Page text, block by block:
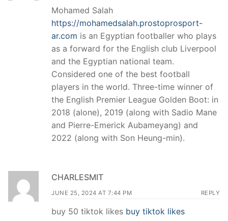
Mohamed Salah
https://mohamedsalah.prostoprosport-
ar.com is an Egyptian footballer who plays
as a forward for the English club Liverpool
and the Egyptian national team.
Considered one of the best football
players in the world. Three-time winner of
the English Premier League Golden Boot: in
2018 (alone), 2019 (along with Sadio Mane
and Pierre-Emerick Aubameyang) and
2022 (along with Son Heung-min).
CHARLESMIT
JUNE 25, 2024 AT 7:44 PM REPLY
buy 50 tiktok likes buy tiktok likes